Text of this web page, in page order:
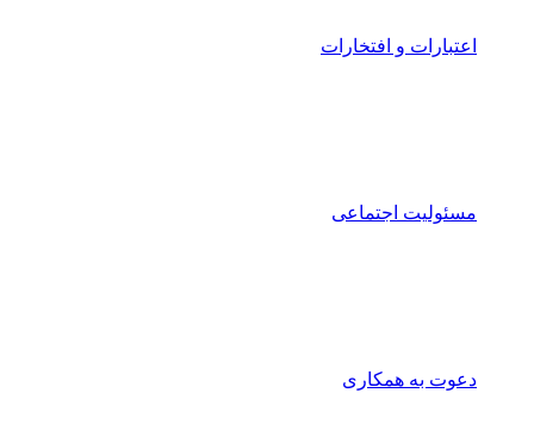
اعتبارات و افتخارات
مسئولیت اجتماعی
دعوت به همکاری